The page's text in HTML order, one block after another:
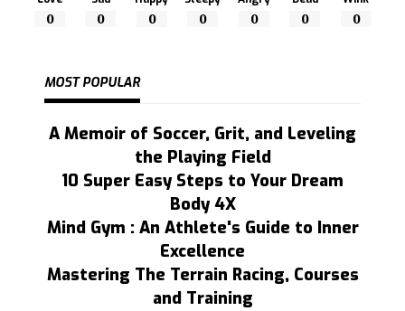
0 0 0 0 0 0 0
MOST POPULAR
A Memoir of Soccer, Grit, and Leveling
the Playing Field
10 Super Easy Steps to Your Dream
Body 4X
Mind Gym : An Athlete's Guide to Inner
Excellence
Mastering The Terrain Racing, Courses
and Training